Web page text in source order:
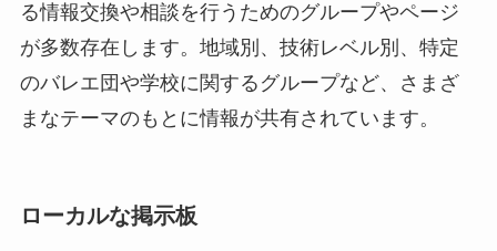
る情報交換や相談を行うためのグループやページ
が多数存在します。地域別、技術レベル別、特定
のバレエ団や学校に関するグループなど、さまざ
まなテーマのもとに情報が共有されています。
ローカルな掲示板